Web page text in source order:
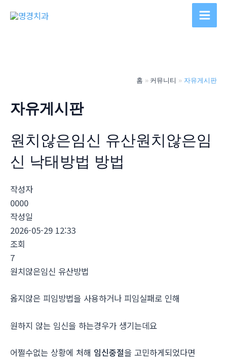
Main
홈 커뮤니티 자유게시판
자유게시판
원치않은임신 유산원치않은임
신 낙태방법 방법
작성자
0000
작성일
2026-05-29 12:33
조회
7
원치않은임신 유산방법
옳지않은 피임방법을 사용하거나 피임실패로 인해
원하지 않는 임신을 하는경우가 생기는데요
어쩔수없는 상황에 처해 임신중절을 고민하게되었다면